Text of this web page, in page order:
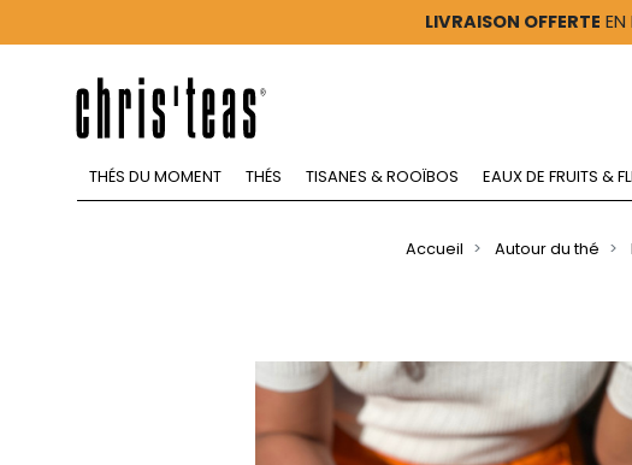
LIVRAISON OFFERTE EN
THÉS DU MOMENT THÉS TISANES & ROOÏBOS EAUX DE FRUITS &
Accueil Autour du thé